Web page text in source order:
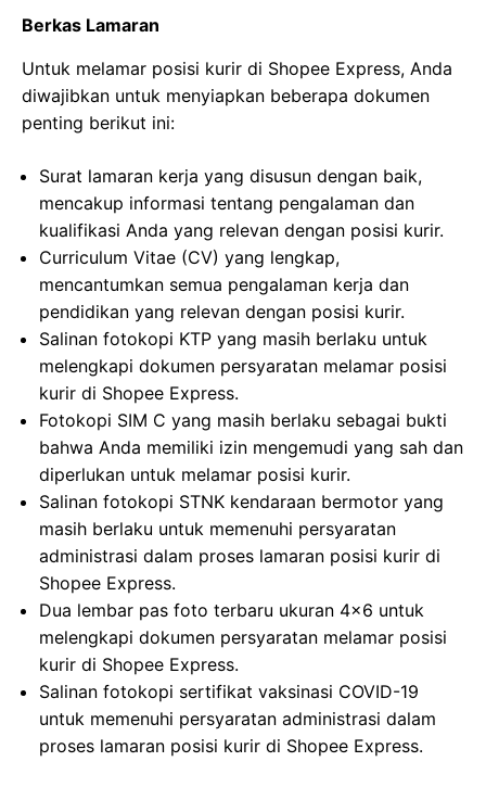
Berkas Lamaran
Untuk melamar posisi kurir di Shopee Express, Anda
diwajibkan untuk menyiapkan beberapa dokumen
penting berikut ini:
Surat lamaran kerja yang disusun dengan baik,
mencakup informasi tentang pengalaman dan
kualifikasi Anda yang relevan dengan posisi kurir.
Curriculum Vitae (CV) yang lengkap,
mencantumkan semua pengalaman kerja dan
pendidikan yang relevan dengan posisi kurir.
Salinan fotokopi KTP yang masih berlaku untuk
melengkapi dokumen persyaratan melamar posisi
kurir di Shopee Express.
Fotokopi SIM C yang masih berlaku sebagai bukti
bahwa Anda memiliki izin mengemudi yang sah dan
diperlukan untuk melamar posisi kurir.
Salinan fotokopi STNK kendaraan bermotor yang
masih berlaku untuk memenuhi persyaratan
administrasi dalam proses lamaran posisi kurir di
Shopee Express.
Dua lembar pas foto terbaru ukuran 4×6 untuk
melengkapi dokumen persyaratan melamar posisi
kurir di Shopee Express.
Salinan fotokopi sertifikat vaksinasi COVID-19
untuk memenuhi persyaratan administrasi dalam
proses lamaran posisi kurir di Shopee Express.